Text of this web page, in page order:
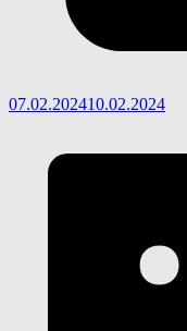
07.02.202410.02.2024